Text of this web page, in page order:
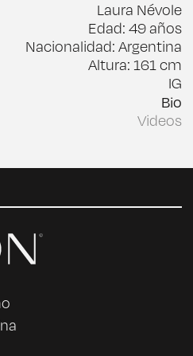
Laura Névole
Edad: 49 años
Nacionalidad: Argentina
Altura: 161 cm
IG
Bio
Aires, Argentina, en el 1977.
y televisión convocada
Bernardo Cappa, Rubén
Cacace, Christian García,
Comedi, Vivi Tellas,
García Pelayo, Paco
Facundo Escudero,
Videos